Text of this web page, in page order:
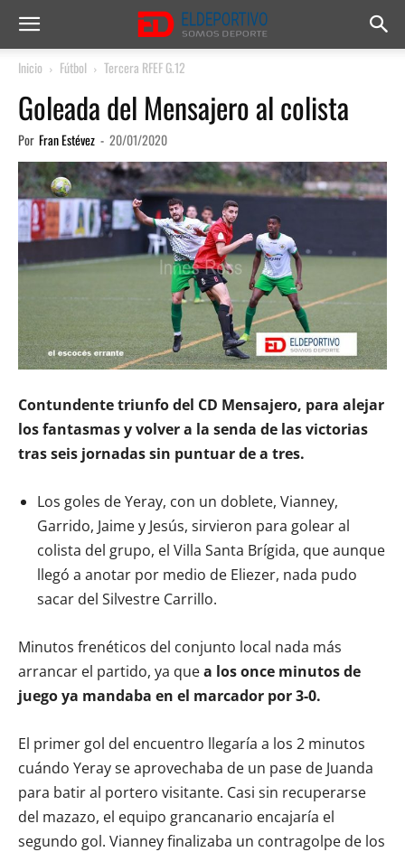
Inicio Fútbol Tercera RFEF G.12
Goleada del Mensajero al colista
Por Fran Estévez - 20/01/2020
Contundente triunfo del CD Mensajero, para alejar
los fantasmas y volver a la senda de las victorias
tras seis jornadas sin puntuar de a tres.
Los goles de Yeray, con un doblete, Vianney,
Garrido, Jaime y Jesús, sirvieron para golear al
colista del grupo, el Villa Santa Brígida, que aunque
llegó a anotar por medio de Eliezer, nada pudo
sacar del Silvestre Carrillo.
Minutos frenéticos del conjunto local nada más
arrancar el partido, ya quea los once minutos de
juego ya mandaba en el marcador por 3-0.
El primer gol del encuentro llegaría a los 2 minutos
cuándo Yeray se aprovechaba de un pase de Juanda
para batir al portero visitante. Casi sin recuperarse
del mazazo, el equipo grancanario encajaría el
segundo gol. Vianney finalizaba un contragolpe de los